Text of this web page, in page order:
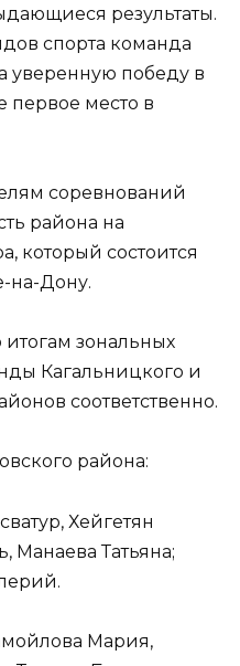
результаты.
спорта команда
уверенную победу в
первое место в
соревнований
района на
который состоится
на-Дону.
итогам зональных
Кагальницкого и
соответственно.
района:
Хейгетян
Манаева Татьяна;
Мария,